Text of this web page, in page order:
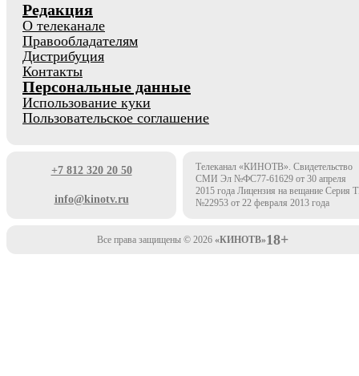
Редакция
О телеканале
Правообладателям
Дистрибуция
Контакты
Персональные данные
Использование куки
Пользовательское соглашение
+7 812 320 20 50
info@kinotv.ru
Телеканал «КИНОТВ». Свидетельство
СМИ Эл №ФС77-61629 от 30 апреля
2015 года Лицензия на вещание Серия
№22953 от 22 февраля 2013 года
Все права защищены © 2026 «КИНОТВ»18+